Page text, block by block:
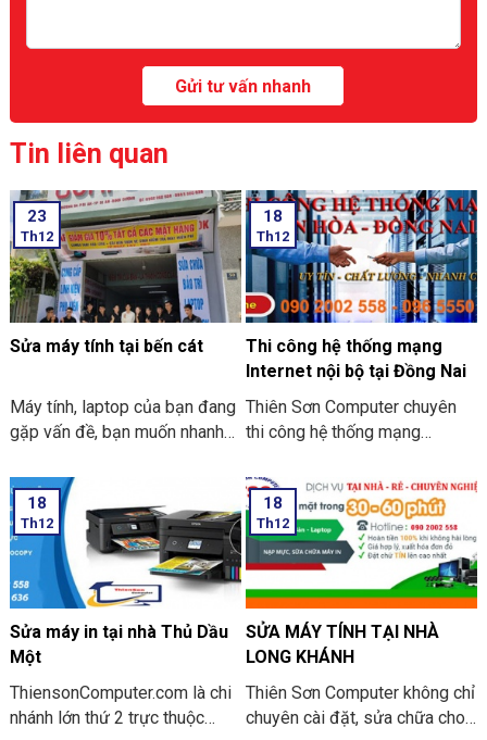
Tin liên quan
23
Th12
Sửa máy tính tại bến cát
Máy tính, laptop của bạn đang
gặp vấn đề, bạn muốn nhanh
tính tại nhà Bến Cát UY TÍN,
CHẤT LƯỢNG, GIÁ RẺ.
ThiensonComputer.com là đơn
vị sửa máy tính chuyên nghiệp
tại Bình Dương. Với hơn 12
năm kinh nghiệm trong nghề,
chúng tôi hiểu được mong
muốn của quý khách khi sửa
máy tính.
18
Th12
Thi công hệ thống mạng
Internet nội bộ tại Đồng Nai
Thiên Sơn Computer chuyên
thi công hệ thống mạng
Chẳng khó để nhận thấy, công
nghệ thông tin đã trở thành
một phần thiết yếu trong cuộc
sống cũng giống như công
việc của chúng ta. Nhờ mạng
internet, liên kết đa chiều đã
tạo nên thị trường mở rộng, độ
cạnh tranh tốt hơn cho các
doanh Nghiệp hiện nay.
18
Th12
Sửa máy in tại nhà Thủ Dầu
Một
ThiensonComputer.com là chi
nhánh lớn thứ 2 trực thuộc
18
Th12
SỬA MÁY TÍNH TẠI NHÀ
LONG KHÁNH
Thiên Sơn Computer không chỉ
chuyên cài đặt, sửa chữa cho